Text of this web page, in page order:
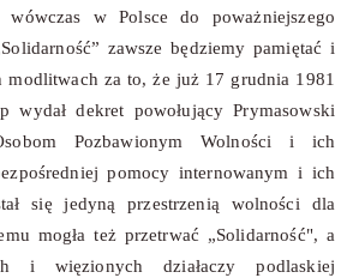
wówczas w Polsce do poważniejszego
zawsze będziemy pamiętać i
modlitwach za to, że już 17 grudnia 1981
wydał dekret powołujący Prymasowski
Pozbawionym Wolności i ich
pomocy internowanym i ich
się jedyną przestrzenią wolności dla
mogła też przetrwać „Solidarność", a
i więzionych działaczy podlaskiej